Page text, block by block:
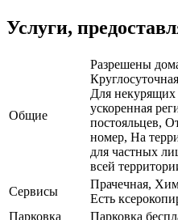
Услуги,
Общие
Разрешены
Для некурящих
ускоренная
постояльцев,
номер, На
для частных
всей
Сервисы
Прачечная,
Есть
Парковка
Парковка